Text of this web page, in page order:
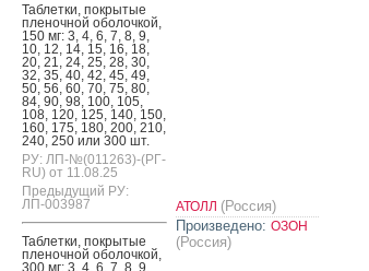
Таб­летки, пок­ры­тые
пле­ноч­ной обо­лоч­кой,
150 мг: 3, 4, 6, 7, 8, 9,
10, 12, 14, 15, 16, 18,
20, 21, 24, 25, 28, 30,
32, 35, 40, 42, 45, 49,
50, 56, 60, 70, 75, 80,
84, 90, 98, 100, 105,
108, 120, 125, 140, 150,
160, 175, 180, 200, 210,
240, 250 или 300 шт.
РУ: ЛП-№(011263)-(РГ-
RU) от 11.08.25
Предыдущий РУ:
ЛП-003987
Таб­летки, пок­ры­тые
пле­ноч­ной обо­лоч­кой,
300 мг: 3, 4, 6, 7, 8, 9,
АТОЛЛ (Россия)
Произведено: ОЗОН
(Россия)